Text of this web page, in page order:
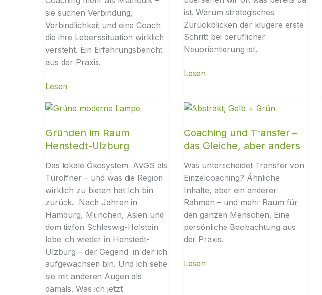
sie suchen Verbindung,
Verbindlichkeit und eine Coach
die ihre Lebenssituation wirklich
versteht. Ein Erfahrungsbericht
aus der Praxis.
ist. Warum strategisches
Zurückblicken der klügere erste
Schritt bei beruflicher
Neuorientierung ist.
Gründen im Raum
Henstedt-Ulzburg
Das lokale Ökosystem, AVGS als
Türöffner – und was die Region
wirklich zu bieten hat Ich bin
zurück. Nach Jahren in
Hamburg, München, Asien und
dem tiefen Schleswig-Holstein
lebe ich wieder in Henstedt-
Ulzburg – der Gegend, in der ich
aufgewachsen bin. Und ich sehe
sie mit anderen Augen als
damals. Was ich jetzt
Coaching und Transfer –
das Gleiche, aber anders
Was unterscheidet Transfer von
Einzelcoaching? Ähnliche
Inhalte, aber ein anderer
Rahmen – und mehr Raum für
den ganzen Menschen. Eine
persönliche Beobachtung aus
der Praxis.